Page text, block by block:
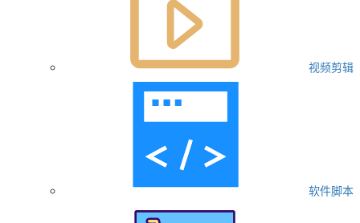
视频剪辑
软件脚本